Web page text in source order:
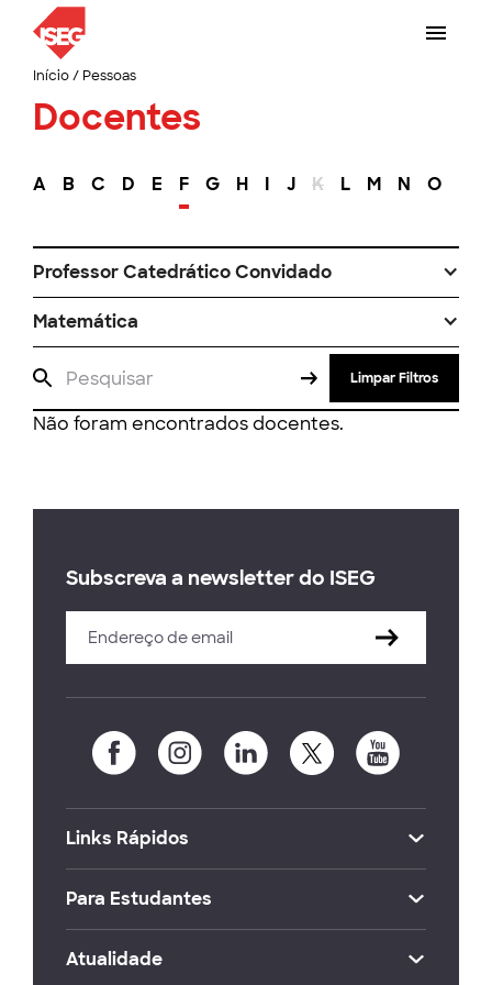
Início/ Pessoas
Docentes
A B C D E F G H I J K L M N O
Professor Catedrático Convidado
Matemática
Limpar Filtros
Não foram encontrados docentes.
Subscreva a newsletter do ISEG
Links Rápidos
Para Estudantes
Atualidade